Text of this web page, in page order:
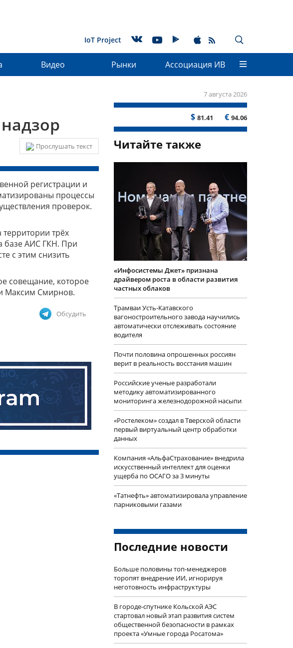
IoT Project
Видео Рынки Ассоциация ИВ
7 августа 2026
$ 81.41 € 94.06
Прослушать текст
регистрации и
процессы
проверок.
трёх
базе АИС ГКН. При
с этим снизить
совещание, которое
Максим Смирнов.
Обсудить
Читайте также
«Инфосистемы Джет» признана
драйвером роста в области развития
частных облаков
Трамваи Усть-Катавского
вагоностроительного завода научились
автоматически отслеживать состояние
водителя
Почти половина опрошенных россиян
верит в реальность восстания машин
Российские ученые разработали
методику автоматизированного
мониторинга железнодорожной насыпи
«Ростелеком» создал в Тверской области
первый виртуальный центр обработки
данных
Компания «АльфаСтрахование» внедрила
искусственный интеллект для оценки
ущерба по ОСАГО за 3 минуты
«Татнефть» автоматизировала управление
парниковыми газами
Последние новости
Больше половины топ-менеджеров
торопят внедрение ИИ, игнорируя
неготовность инфраструктуры
В городе-спутнике Кольской АЭС
стартовал новый этап развития систем
общественной безопасности в рамках
проекта «Умные города Росатома»